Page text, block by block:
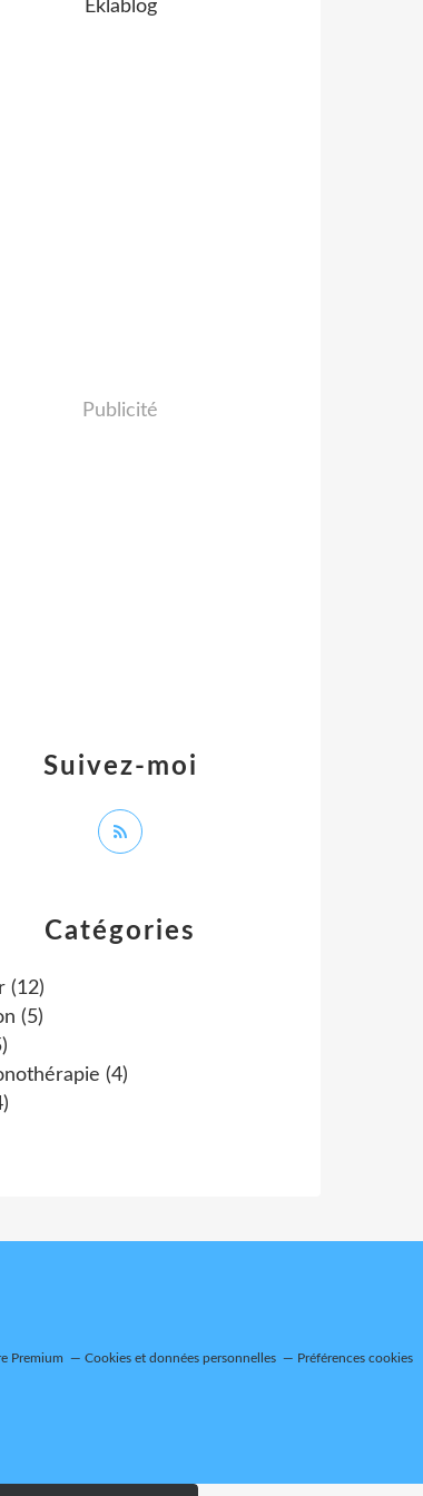
Catégories
(12)
(5)
(4)
Suivez-moi
Eklablog
Publicité
Premium Cookies et données personnelles Préférences cookies